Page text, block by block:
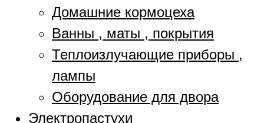
Домашние кормоцеха
Ванны , маты , покрытия
Теплоизлучающие приборы ,
лампы
Оборудование для двора
Электропастухи